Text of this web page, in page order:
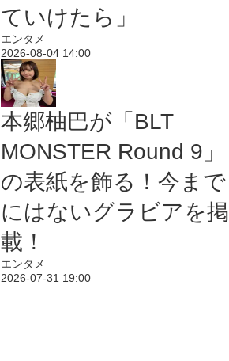
ていけたら」
エンタメ
2026-08-04 14:00
本郷柚巴が「BLT
MONSTER Round 9」
の表紙を飾る！今まで
にはないグラビアを掲
載！
エンタメ
2026-07-31 19:00